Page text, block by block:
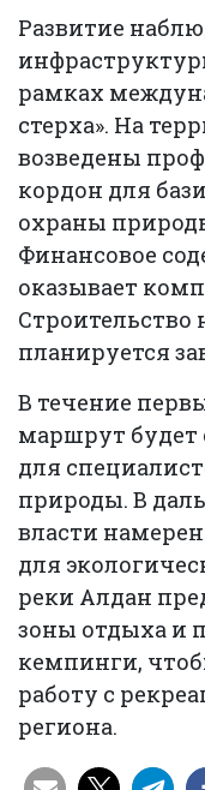
Развитие
рамках
стерха». На
возведены
кордон для
охраны
Финансовое
оказывает
Строительство
планируется
В течение
маршрут
для
природы. В
власти
для
реки Алдан
зоны отдыха и
кемпинги,
работу с
региона.